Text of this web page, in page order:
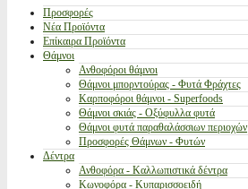
Προσφορές
Νέα Προϊόντα
Επίκαιρα Προϊόντα
Θάμνοι
Ανθοφόροι θάμνοι
Θάμνοι μπορντούρας - Φυτά Φράχτες
Καρποφόροι θάμνοι - Superfoods
Θάμνοι σκιάς - Οξύφυλλα φυτά
Θάμνοι φυτά παραθαλάσσιων περιοχών
Προσφορές Θάμνων - Φυτών
Δέντρα
Ανθοφόρα - Καλλωπιστικά δέντρα
Κωνοφόρα - Κυπαρισσοειδή